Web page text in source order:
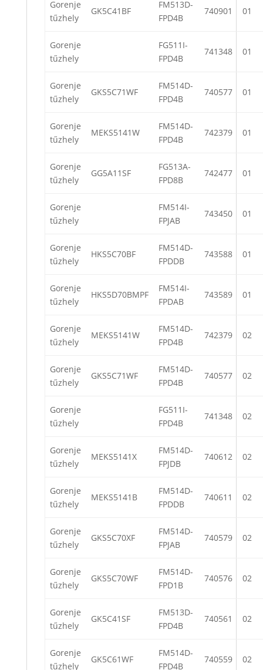
Gorenje
tűzhely
GK5C41BF
FM513D-
FPD4B
740901 01
Gorenje
tűzhely
FG511I-
FPD4B
741348 01
Gorenje
tűzhely
GKS5C71WF
FM514D-
FPD4B
740577 01
Gorenje
tűzhely
MEKS5141W
FM514D-
FPD4B
742379 01
Gorenje
tűzhely
GG5A11SF
FG513A-
FPD8B
742477 01
Gorenje
tűzhely
FM514I-
FPJAB
743450 01
Gorenje
tűzhely
HKS5C70BF
FM514D-
FPDDB
743588 01
Gorenje
tűzhely
HKS5D70BMPF
FM514I-
FPDAB
743589 01
Gorenje
tűzhely
MEKS5141W
FM514D-
FPD4B
742379 02
Gorenje
tűzhely
GKS5C71WF
FM514D-
FPD4B
740577 02
Gorenje
tűzhely
FG511I-
FPD4B
741348 02
Gorenje
tűzhely
MEKS5141X
FM514D-
FPJDB
740612 02
Gorenje
tűzhely
MEKS5141B
FM514D-
FPDDB
740611 02
Gorenje
tűzhely
GKS5C70XF
FM514D-
FPJAB
740579 02
Gorenje
tűzhely
GKS5C70WF
FM514D-
FPD1B
740576 02
Gorenje
tűzhely
GK5C41SF
FM513D-
FPD4B
740561 02
Gorenje
tűzhely
GK5C61WF
FM514D-
FPD4B
740559 02